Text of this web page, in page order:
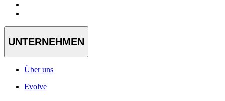
UNTERNEHMEN
Über uns
Evolve